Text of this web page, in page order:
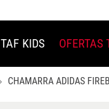
TAF KIDS OFERTAS
CHAMARRA ADIDAS